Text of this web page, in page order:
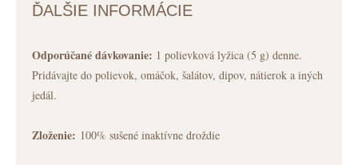
ĎALŠIE INFORMÁCIE
Odporúčané dávkovanie: 1 polievková lyžica (5 g) denne.
Pridávajte do polievok, omáčok, šalátov, dipov, nátierok a iných
jedál.
Zloženie: 100% sušené inaktívne droždie